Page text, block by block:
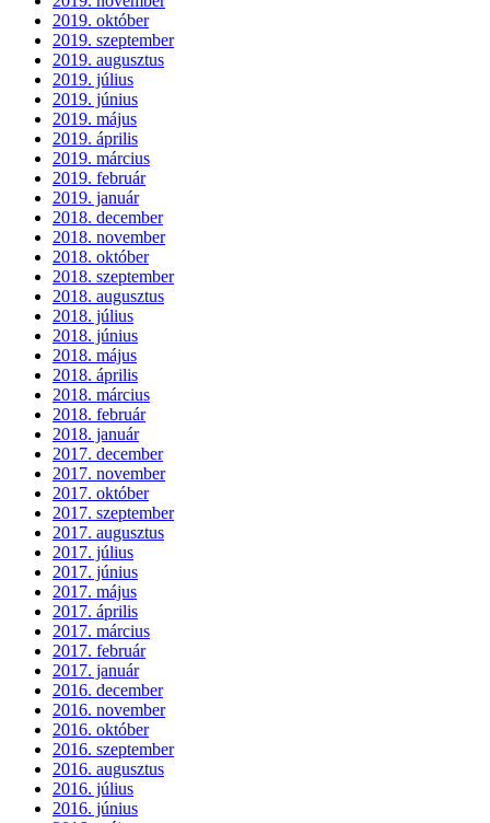
2019. október
2019. szeptember
2019. augusztus
2019. július
2019. június
2019. május
2019. április
2019. március
2019. február
2019. január
2018. december
2018. november
2018. október
2018. szeptember
2018. augusztus
2018. július
2018. június
2018. május
2018. április
2018. március
2018. február
2018. január
2017. december
2017. november
2017. október
2017. szeptember
2017. augusztus
2017. július
2017. június
2017. május
2017. április
2017. március
2017. február
2017. január
2016. december
2016. november
2016. október
2016. szeptember
2016. augusztus
2016. július
2016. június